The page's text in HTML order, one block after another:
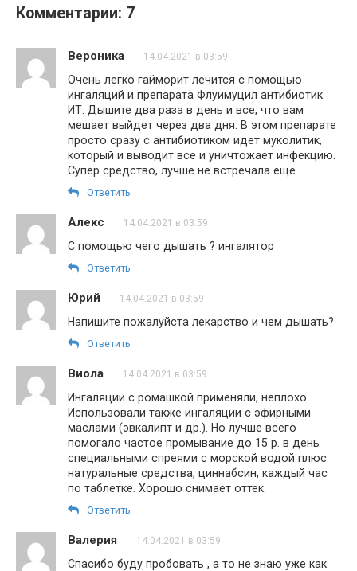
Комментарии: 7
Вероника 14.04.2021 в 03:59
Очень легко гайморит лечится с помощью
ингаляций и препарата Флуимуцил антибиотик
ИТ. Дышите два раза в день и все, что вам
мешает выйдет через два дня. В этом препарате
просто сразу с антибиотиком идет муколитик,
который и выводит все и уничтожает инфекцию.
Супер средство, лучше не встречала еще.
Ответить
Алекс 14.04.2021 в 03:59
С помощью чего дышать ? ингалятор
Ответить
Юрий 14.04.2021 в 03:59
Напишите пожалуйста лекарство и чем дышать?
Ответить
Виола 14.04.2021 в 03:59
Ингаляции с ромашкой применяли, неплохо.
Использовали также ингаляции с эфирными
маслами (эвкалипт и др.). Но лучше всего
помогало частое промывание до 15 р. в день
специальными спреями с морской водой плюс
натуральные средства, циннабсин, каждый час
по таблетке. Хорошо снимает оттек.
Ответить
Валерия 14.04.2021 в 03:59
Спасибо буду пробовать , а то не знаю уже как